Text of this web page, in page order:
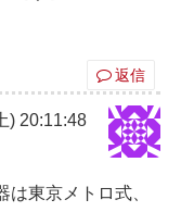
返信
) 20:11:48
東京メトロ式、